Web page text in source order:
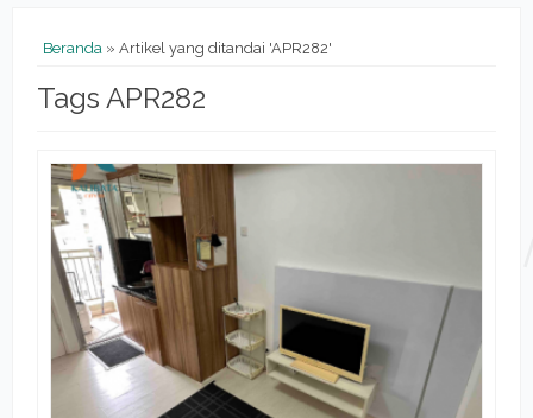
Beranda » Artikel yang ditandai 'APR282'
Tags APR282